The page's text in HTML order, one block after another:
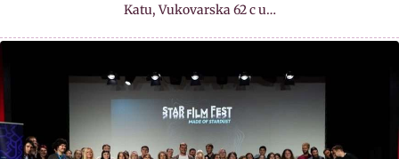
Katu, Vukovarska 62 c u…